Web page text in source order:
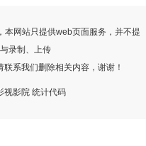
本网站只提供web页面服务，并不提
录制、上传
系我们删除相关内容，谢谢！
视影院 统计代码